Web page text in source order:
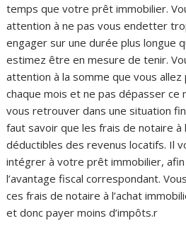
temps que votre prêt immobilier.
attention à ne pas vous endetter
engager sur une durée plus longue
estimez être en mesure de tenir.
attention à la somme que vous
chaque mois et ne pas dépasser ce
vous retrouver dans une situation
faut savoir que les frais de notaire à
déductibles des revenus locatifs. Il
intégrer à votre prêt immobilier,
l’avantage fiscal correspondant.
ces frais de notaire à l’achat
et donc payer moins d’impôts.r